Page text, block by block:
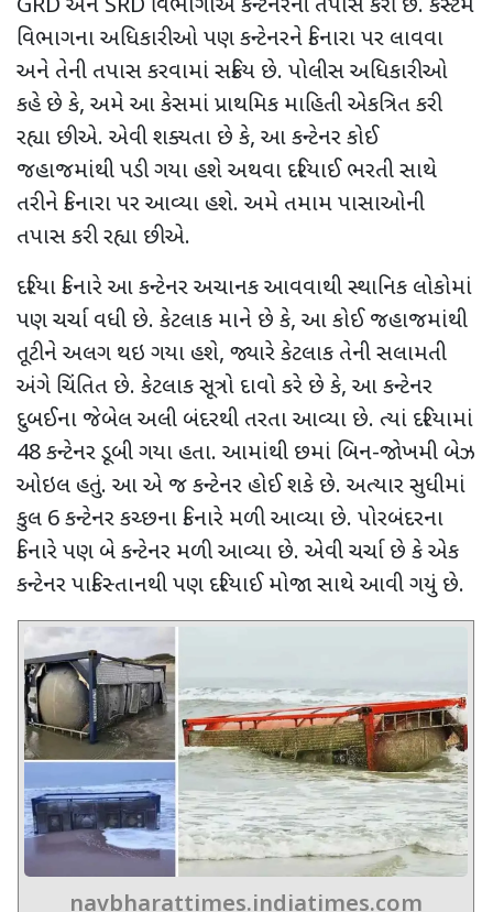
GRD અને SRD વિભાગોએ કન્ટેનરની તપાસ કરી છે. કસ્ટમ
વિભાગના અધિકારીઓ પણ કન્ટેનરને કિનારા પર લાવવા
અને તેની તપાસ કરવામાં સક્રિય છે. પોલીસ અધિકારીઓ
કહે છે કે, અમે આ કેસમાં પ્રાથમિક માહિતી એકત્રિત કરી
રહ્યા છીએ. એવી શક્યતા છે કે, આ કન્ટેનર કોઈ
જહાજમાંથી પડી ગયા હશે અથવા દરિયાઈ ભરતી સાથે
તરીને કિનારા પર આવ્યા હશે. અમે તમામ પાસાઓની
તપાસ કરી રહ્યા છીએ.
દરિયા કિનારે આ કન્ટેનર અચાનક આવવાથી સ્થાનિક લોકોમાં
પણ ચર્ચા વધી છે. કેટલાક માને છે કે, આ કોઈ જહાજમાંથી
તૂટીને અલગ થઇ ગયા હશે, જ્યારે કેટલાક તેની સલામતી
અંગે ચિંતિત છે. કેટલાક સૂત્રો દાવો કરે છે કે, આ કન્ટેનર
દુબઈના જેબેલ અલી બંદરથી તરતા આવ્યા છે. ત્યાં દરિયામાં
48 કન્ટેનર ડૂબી ગયા હતા. આમાંથી છમાં બિન-જોખમી બેઝ
ઓઇલ હતું. આ એ જ કન્ટેનર હોઈ શકે છે. અત્યાર સુધીમાં
કુલ 6 કન્ટેનર કચ્છના કિનારે મળી આવ્યા છે. પોરબંદરના
કિનારે પણ બે કન્ટેનર મળી આવ્યા છે. એવી ચર્ચા છે કે એક
કન્ટેનર પાકિસ્તાનથી પણ દરિયાઈ મોજા સાથે આવી ગયું છે.
navbharattimes.indiatimes.com